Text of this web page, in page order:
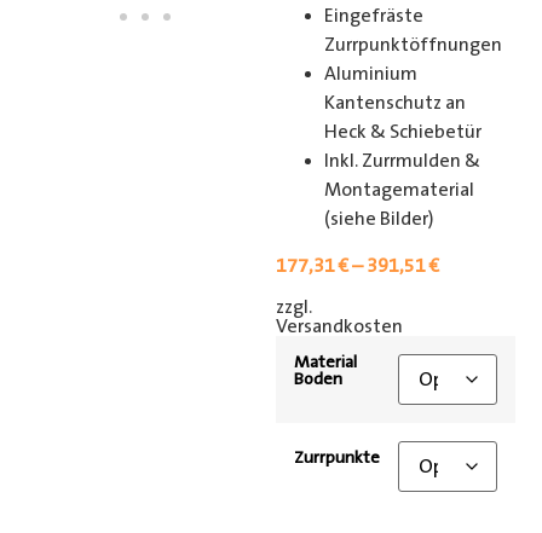
Eingefräste
Zurrpunktöffnungen
Aluminium
Kantenschutz an
Heck & Schiebetür
Inkl. Zurrmulden &
Montagematerial
(siehe Bilder)
177,31€–391,51€
zzgl.
Versandkosten
Material
Boden
Zurrpunkte